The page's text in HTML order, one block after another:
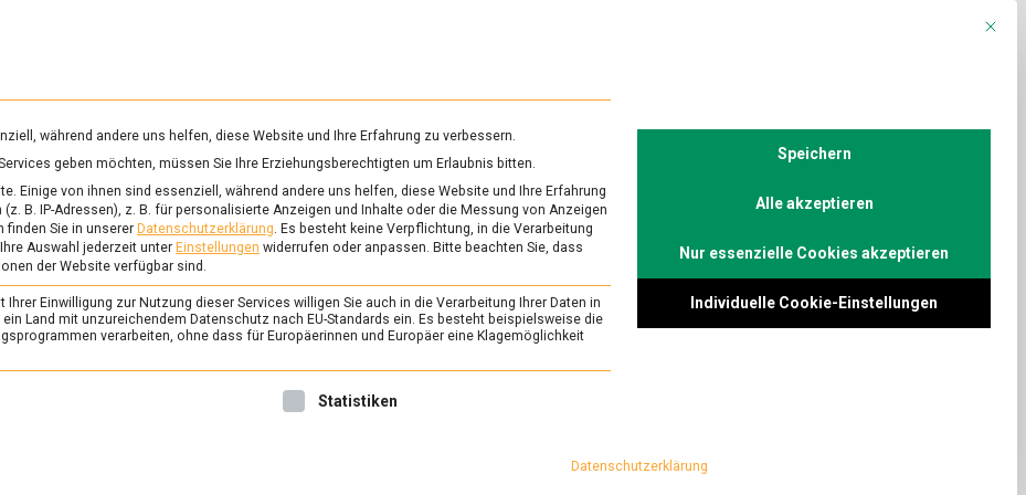
Mit
während andere uns helfen, diese Website und Ihre Erfahrung zu verbessern.
geben möchten, müssen Sie Ihre Erziehungsberechtigten um Erlaubnis bitten.
Einige von ihnen sind essenziell, während andere uns helfen, diese Website und Ihre Erfahrung
B. IP-Adressen), z. B. für personalisierte Anzeigen und Inhalte oder die Messung von Anzeigen
finden Sie in unserer Datenschutzerklärung. Es besteht keine Verpflichtung, in die Verarbeitung
Auswahl jederzeit unter Einstellungen widerrufen oder anpassen. Bitte beachten Sie, dass
der Website verfügbar sind.
Einwilligung zur Nutzung dieser Services willigen Sie auch in die Verarbeitung Ihrer Daten in
ein Land mit unzureichendem Datenschutz nach EU-Standards ein. Es besteht beispielsweise die
verarbeiten, ohne dass für Europäerinnen und Europäer eine Klagemöglichkeit
erteilt werden kann. Die erste Service-Gruppe ist essenziell und kann nicht abgewählt werden.
Statistiken
Speichern
Alle akzeptieren
Nur essenzielle Cookies akzeptieren
Individuelle Cookie-Einstellungen
Datenschutzerklärung